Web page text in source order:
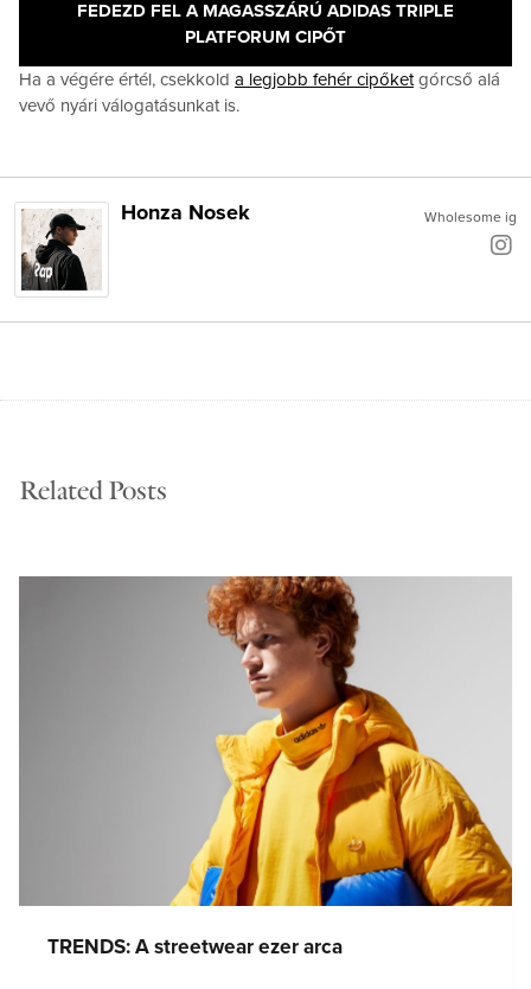
FEDEZD FEL A MAGASSZÁRÚ ADIDAS TRIPLE
PLATFORUM CIPŐT
Ha a végére értél, csekkold a legjobb fehér cipőketgórcső alá
vevő nyári válogatásunkat is.
Wholesome ig
Honza Nosek
Related Posts
TRENDS: A streetwear ezer arca